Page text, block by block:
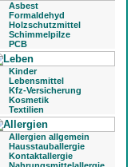
Asbest
Formaldehyd
Holzschutzmittel
Schimmelpilze
PCB
Kinder
Lebensmittel
Kfz-Versicherung
Kosmetik
Textilien
Allergien allgemein
Hausstauballergie
Kontaktallergie